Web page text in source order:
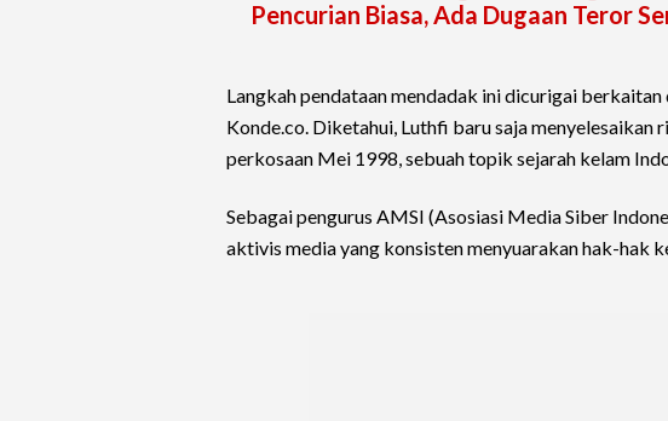
Pencurian Biasa, Ada Dugaan Teror
Langkah pendataan mendadak ini dicurigai
Konde.co. Diketahui, Luthfi baru saja menyelesaikan
perkosaan Mei 1998, sebuah topik sejarah kelam
Sebagai pengurus AMSI (Asosiasi Media Siber
aktivis media yang konsisten menyuarakan hak-hak